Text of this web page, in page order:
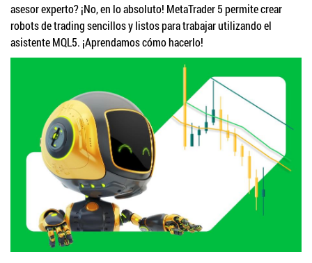
asesor experto? ¡No, en lo absoluto! MetaTrader 5 permite crear
robots de trading sencillos y listos para trabajar utilizando el
asistente MQL5. ¡Aprendamos cómo hacerlo!